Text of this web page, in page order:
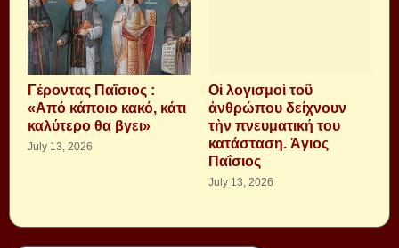
Γέροντας Παΐσιος :
«Από κάποιο κακό, κάτι
καλύτερο θα βγει»
July 13, 2026
Οἱ λογισμοὶ τοῦ
ἀνθρώπου δείχνουν
τὴν πνευματική του
κατάσταση. Ἁγιος
Παΐσιος
July 13, 2026